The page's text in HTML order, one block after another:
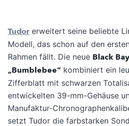
Tudorerweitert seine beliebte
Modell, das schon auf den
Rahmen fällt. Die neue Black
„Bumblebee“ kombiniert ein
Zifferblatt mit schwarzen
entwickelten 39-mm-Gehäuse
Manufaktur-
setzt Tudor die farbstarken